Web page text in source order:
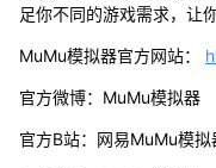
足你不同的游戏需求，让
MuMu模拟器官方网站：
官方微博：MuMu模拟器
官方B站：网易MuMu模